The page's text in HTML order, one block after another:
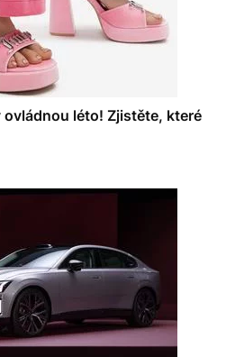
léto! Zjistěte, které